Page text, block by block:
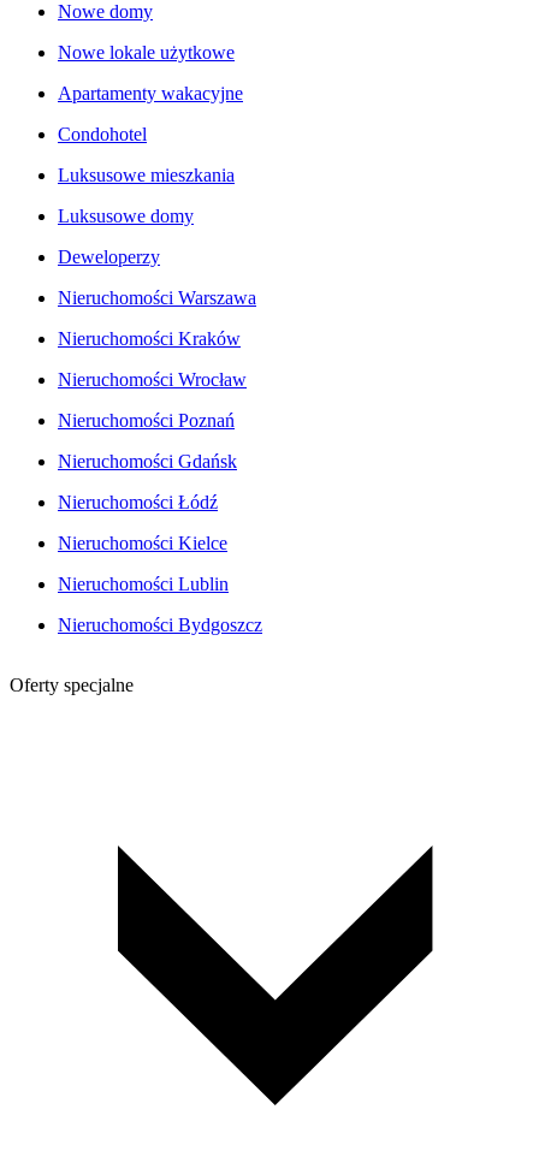
Nowe domy
Nowe lokale użytkowe
Apartamenty wakacyjne
Condohotel
Luksusowe mieszkania
Luksusowe domy
Deweloperzy
Nieruchomości Warszawa
Nieruchomości Kraków
Nieruchomości Wrocław
Nieruchomości Poznań
Nieruchomości Gdańsk
Nieruchomości Łódź
Nieruchomości Kielce
Nieruchomości Lublin
Nieruchomości Bydgoszcz
Oferty specjalne